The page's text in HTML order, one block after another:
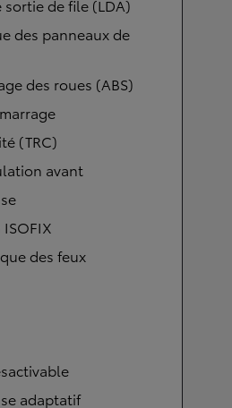
sortie de file (LDA)
des panneaux de
des roues (ABS)
(TRC)
avant
des feux
adaptatif